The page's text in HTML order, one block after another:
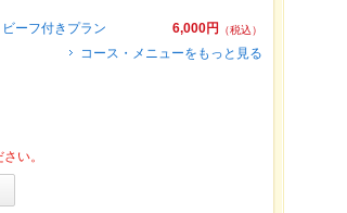
6,000円
（税込）
ーフ付きプラン
コース・メニューをもっと見る
い。